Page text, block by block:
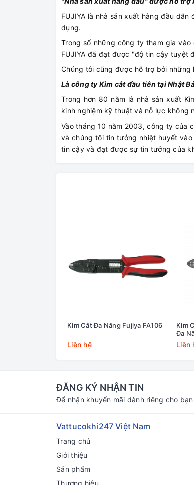
FUJIYA là nhà sản xuất hàng đầu
dụng.
Trong số những công ty tham gia
FUJIYA đã đạt được "độ tin cậy tuyệt
Chúng tôi cũng được hỗ trợ bởi
Là công ty Kìm cắt đầu tiên tại Nhật
Trong hơn 80 năm là nhà sản xuất
kinh nghiệm kỹ thuật và nỗ lực không
Vào tháng 10 năm 2003, công ty của
và chúng tôi tin tưởng nhiệt huyết
tin cậy và đạt được sự tin tưởng của
Kìm Cắt Đa Năng Fujiya FA106
Liên hệ
Kìm
Đa
Liên
ĐĂNG KÝ NHẬN TIN
Để nhận khuyến mãi dành riêng cho
Vattucokhi247 Việt Nam
Trang chủ
Giới thiệu
Sản phẩm